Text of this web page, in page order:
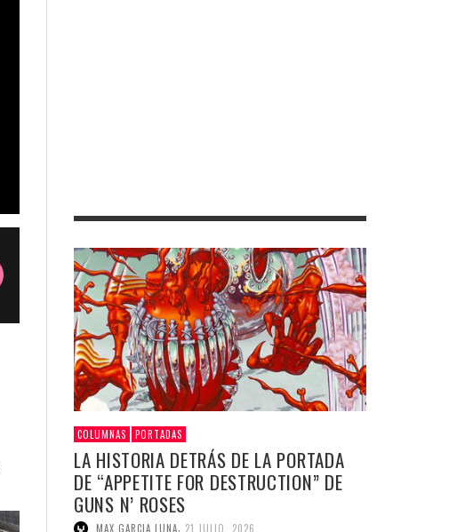
COLUMNAS PORTADAS
LA HISTORIA DETRÁS DE LA PORTADA
DE “APPETITE FOR DESTRUCTION” DE
GUNS N’ ROSES
MAX GARCIA LUNA, 21 JULIO, 2026